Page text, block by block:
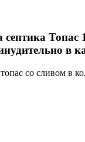
Топас
в